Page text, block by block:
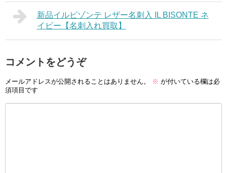
新品イルビゾンテ レザー名刺入 IL BISONTE ネ
イビー【名刺入れ買取】
コメントをどうぞ
メールアドレスが公開されることはありません。 ※ が付いている欄は必
須項目です